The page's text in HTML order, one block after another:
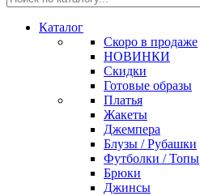
Каталог
Скоро в продаже
НОВИНКИ
Скидки
Готовые образы
Платья
Жакеты
Джемпера
Блузы / Рубашки
Футболки / Топы
Брюки
Джинсы